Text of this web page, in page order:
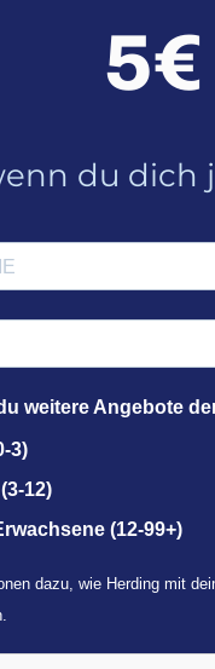
du dich
weitere Angebote
3)
12)
(12-99+)
dazu, wie Herding mit